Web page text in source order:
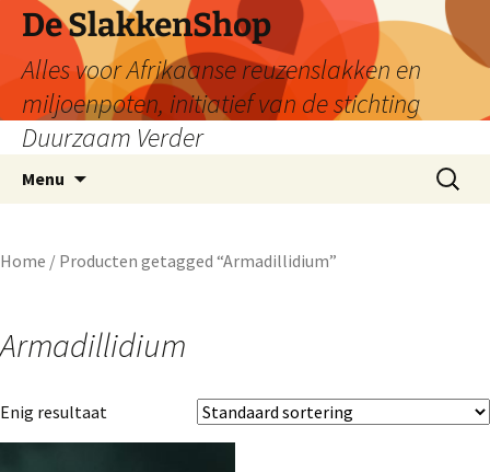
De SlakkenShop
Alles voor Afrikaanse reuzenslakken en
miljoenpoten, initiatief van de stichting
Duurzaam Verder
Menu
Zoeken
naar:
Home / Producten getagged “Armadillidium”
Armadillidium
Enig resultaat